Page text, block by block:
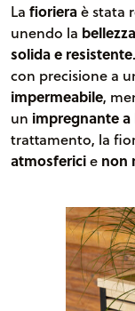
La fiorieraè stata
unendo la
solida e resistente
con precisione a
impermeabile,
un impregnante a
trattamento, la
atmosfericie non